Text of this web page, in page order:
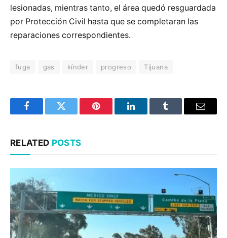
lesionadas, mientras tanto, el área quedó resguardada
por Protección Civil hasta que se completaran las
reparaciones correspondientes.
fuga gas kínder progreso Tijuana
FacebookTwitter Pinterest LinkedInTumblr Email
RELATED POSTS